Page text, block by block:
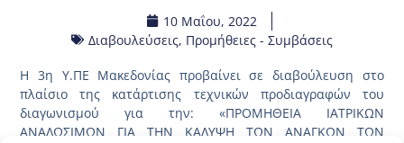
10 Μαΐου, 2022
Διαβουλεύσεις, Προμήθειες - Συμβάσεις
Η 3η Υ.ΠΕ Μακεδονίας προβαίνει σε διαβούλευση στο
πλαίσιο της κατάρτισης τεχνικών προδιαγραφών του
διαγωνισμού για την: «ΠΡΟΜΗΘΕΙΑ ΙΑΤΡΙΚΩΝ
ΑΝΑΛΩΣΙΜΩΝ ΓΙΑ ΤΗΝ ΚΑΛΥΨΗ ΤΩΝ ΑΝΑΓΚΩΝ ΤΩΝ